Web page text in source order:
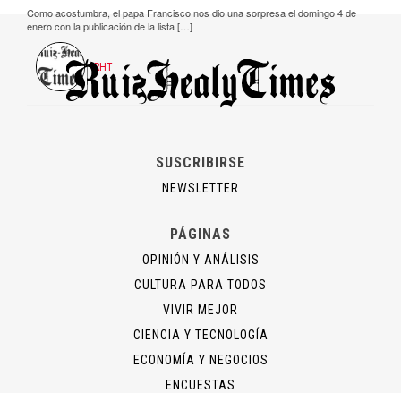
Como acostumbra, el papa Francisco nos dio una sorpresa el domingo 4 de
enero con la publicación de la lista […]
RHT
SUSCRIBIRSE
NEWSLETTER
PÁGINAS
OPINIÓN Y ANÁLISIS
CULTURA PARA TODOS
VIVIR MEJOR
CIENCIA Y TECNOLOGÍA
ECONOMÍA Y NEGOCIOS
ENCUESTAS